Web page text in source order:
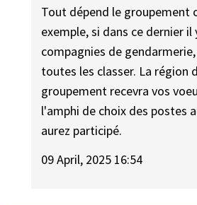
Tout dépend le groupement
exemple, si dans ce dernier il
compagnies de
toutes les classer. La région
groupement recevra vos
l'amphi de choix des postes
aurez participé.
09 April, 2025 16:54